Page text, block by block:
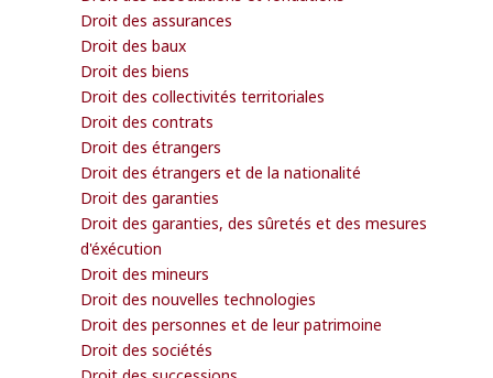
Droit des assurances
Droit des baux
Droit des biens
Droit des collectivités territoriales
Droit des contrats
Droit des étrangers
Droit des étrangers et de la nationalité
Droit des garanties
Droit des garanties, des sûretés et des mesures
d'éxécution
Droit des mineurs
Droit des nouvelles technologies
Droit des personnes et de leur patrimoine
Droit des sociétés